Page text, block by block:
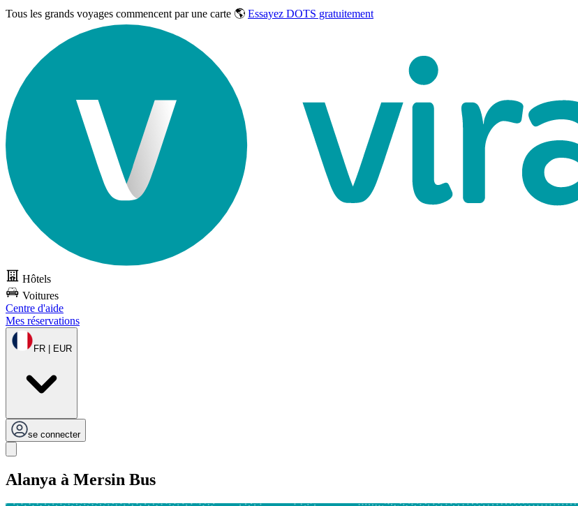
Tous les grands voyages commencent par une carte 🌎 Essayez DOTS gratuitement
Hôtels
Voitures
Centre d'aide
Mes réservations
FR | EUR
se connecter
Alanya à Mersin Bus